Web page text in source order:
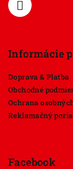
Informácie
Doprava & Platba
Obchodné
Ochrana
Reklamačný
Facebook